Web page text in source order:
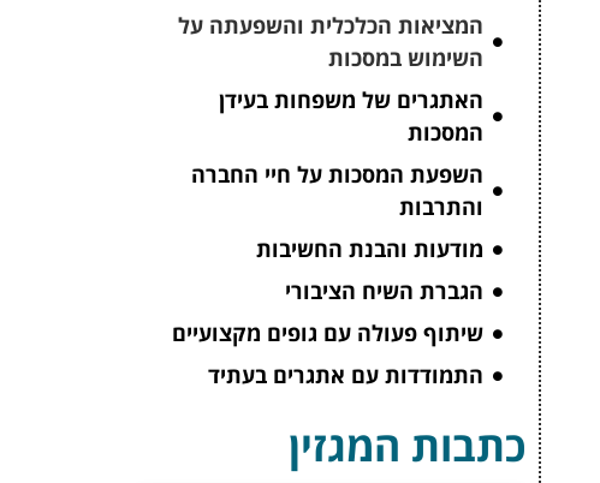
המציאות הכלכלית והשפעתה על
השימוש במסכות
האתגרים של משפחות בעידן
המסכות
השפעת המסכות על חיי החברה
והתרבות
מודעות והבנת החשיבות
הגברת השיח הציבורי
שיתוף פעולה עם גופים מקצועיים
התמודדות עם אתגרים בעתיד
כתבות המגזין